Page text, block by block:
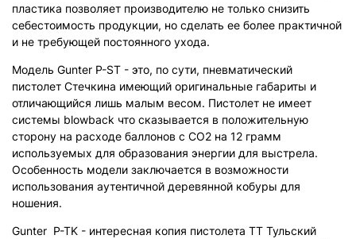
пластика позволяет производителю не только снизить
себестоимость продукции, но сделать ее более практичной
и не требующей постоянного ухода.
Модель Gunter P-ST - это, по сути, пневматический
пистолет Стечкина имеющий оригинальные габариты и
отличающийся лишь малым весом. Пистолет не имеет
системы blowback что сказывается в положительную
сторону на расходе баллонов с СО2 на 12 грамм
используемых для образования энергии для выстрела.
Особенность модели заключается в возможности
использования аутентичной деревянной кобуры для
ношения.
Gunter P-TK - интересная копия пистолета ТТ Тульский